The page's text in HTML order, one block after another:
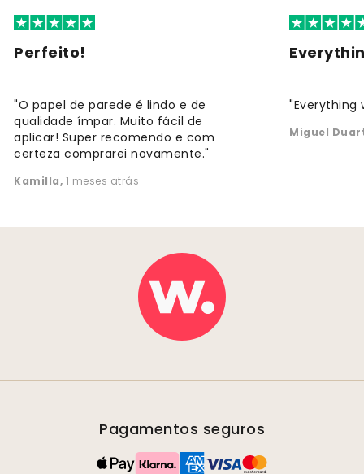
Perfeito!
"O papel de parede é lindo e de
qualidade ímpar. Muito fácil de
aplicar! Super recomendo e com
certeza comprarei novamente."
Kamilla, 1 meses atrás
"Everything
Miguel
Pagamentos seguros